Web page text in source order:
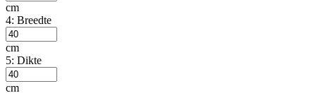
cm
4: Breedte
cm
5: Dikte
cm